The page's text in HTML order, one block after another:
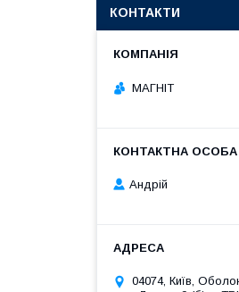
КОНТАКТИ
МАГНІТ
Андрій
04074, Київ,